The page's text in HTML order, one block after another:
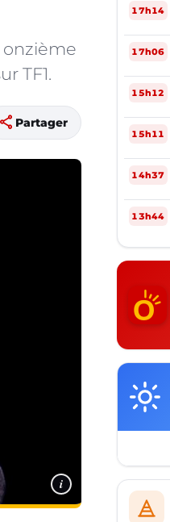
onzième
TF1.
share Partager
i
17h14
17h06
15h12
15h11
14h37
13h44